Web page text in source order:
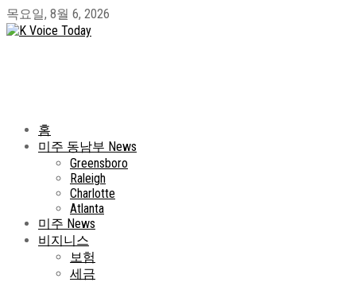
목요일, 8월 6, 2026
홈
미주 동남부 News
Greensboro
Raleigh
Charlotte
Atlanta
미주 News
비지니스
보험
세금